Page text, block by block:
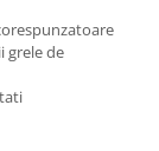
grele de